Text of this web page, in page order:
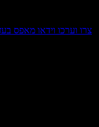
צרו וערכו וידאו מאפס